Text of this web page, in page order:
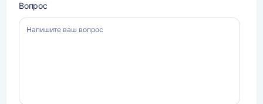
Вопрос